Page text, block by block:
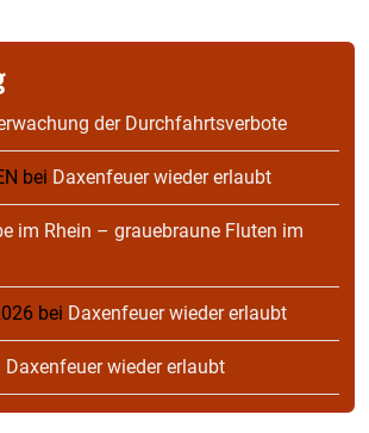
der Durchfahrtsverbote
bei Daxenfeuer wieder erlaubt
im Rhein – grauebraune Fluten im
bei Daxenfeuer wieder erlaubt
Daxenfeuer wieder erlaubt